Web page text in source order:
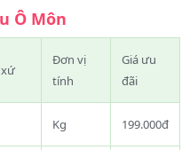
Ô Môn
Đơn vị
tính
Giá ưu
đãi
Kg 199.000đ